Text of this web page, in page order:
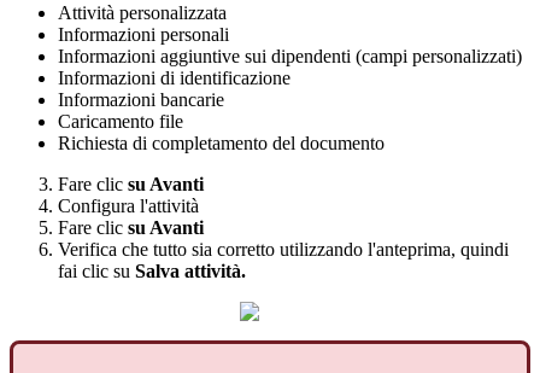
Attività personalizzata
Informazioni personali
Informazioni aggiuntive sui dipendenti (campi personalizzati)
Informazioni di identificazione
Informazioni bancarie
Caricamento file
Richiesta di completamento del documento
Fare clic su Avanti
Configura l'attività
Fare clic su Avanti
Verifica che tutto sia corretto utilizzando l'anteprima, quindi
fai clic su Salva attività.